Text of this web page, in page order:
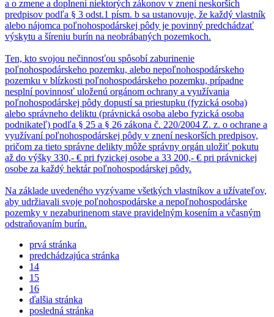
a o zmene a doplnení niektorých zákonov v znení neskorších
predpisov podľa § 3 odst.1 písm. b sa ustanovuje, že každý vlastník
alebo nájomca poľnohospodárskej pôdy je povinný predchádzať
výskytu a šíreniu burín na neobrábaných pozemkoch.
Ten, kto svojou nečinnosťou spôsobí zaburinenie
poľnohospodárskeho pozemku, alebo nepoľnohospodárskeho
pozemku v blízkosti poľnohospodárskeho pozemku, prípadne
nesplní povinnosť uloženú orgánom ochrany a využívania
poľnohospodárskej pôdy dopustí sa priestupku (fyzická osoba)
alebo správneho deliktu (právnická osoba alebo fyzická osoba
podnikateľ) podľa § 25 a § 26 zákona č. 220/2004 Z. z. o ochrane a
využívaní poľnohospodárskej pôdy v znení neskorších predpisov,
pričom za tieto správne delikty môže správny orgán uložiť pokutu
až do výšky 330,- € pri fyzickej osobe a 33 200,- € pri právnickej
osobe za každý hektár poľnohospodárskej pôdy.
Na základe uvedeného vyzývame všetkých vlastníkov a užívateľov,
aby udržiavali svoje poľnohospodárske a nepoľnohospodárske
pozemky v nezaburinenom stave pravidelným kosením a včasným
odstraňovaním burín.
prvá stránka
predchádzajúca stránka
14
15
16
ďalšia stránka
posledná stránka